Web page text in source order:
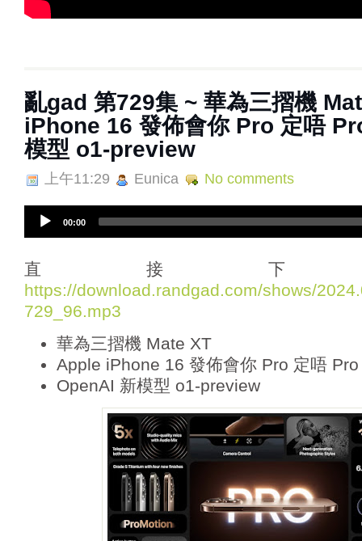
亂‌‌‌gad‌‌‌ ‌‌‌‌‌第‌‌‌729集 ~ 華為三摺機
iPhone 16 發佈會你 Pro 定唔
模型 o1-preview
上午11:29 Eunica No comments
i
o
P
l
00:00
直接
https://download.randgad.com/shows/
729_96.mp3
華為三摺機 Mate XT
Apple iPhone 16 發佈會你 Pro 定唔 Pro
OpenAI 新模型 o1-preview